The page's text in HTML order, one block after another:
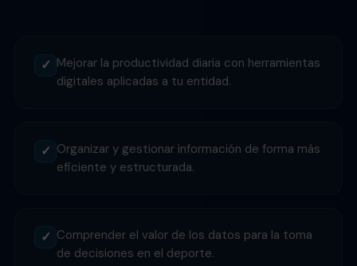
✓ Mejorar la productividad diaria con herramientas
digitales aplicadas a tu entidad.
✓ Organizar y gestionar información de forma más
eficiente y estructurada.
✓ Comprender el valor de los datos para la toma
de decisiones en el deporte.